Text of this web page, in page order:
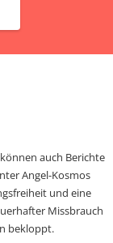
auch Berichte
Angel-Kosmos
und eine
Missbrauch
bekloppt.